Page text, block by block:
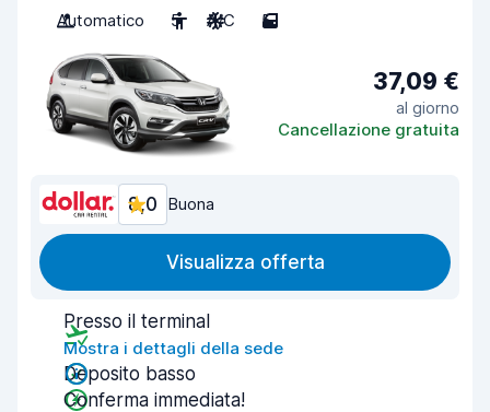
Automatico
5 A/C 5
37,09 €
al giorno
Cancellazione gratuita
8,0 Buona
Visualizza offerta
Presso il terminal
Mostra i dettagli della sede
Deposito basso
Conferma immediata!